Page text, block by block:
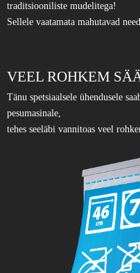
traditsiooniliste mudelitega!
Sellele vaatamata mahutavad
VEEL ROHKEM
Tänu spetsiaalsele ühendusele
pesumasinale,
tehes seeläbi vannitoas veel